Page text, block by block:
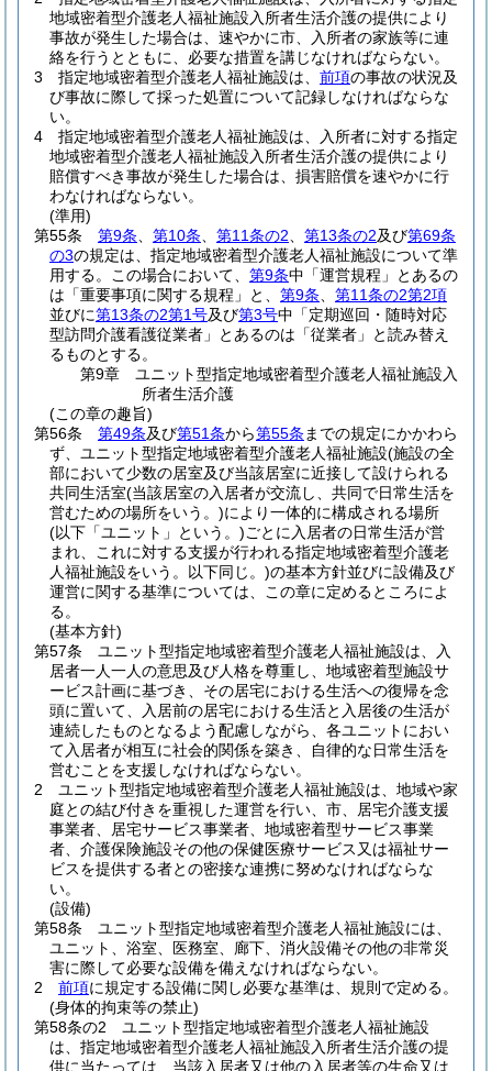
地域密着型介護老人福祉施設入所者生活介護の提供により
事故が発生した場合は、速やかに市、入所者の家族等に連
絡を行うとともに、必要な措置を講じなければならない。
3
指定地域密着型介護老人福祉施設は、 前項の事故の状況及
び事故に際して採った処置について記録しなければならな
い。
4
指定地域密着型介護老人福祉施設は、入所者に対する指定
地域密着型介護老人福祉施設入所者生活介護の提供により
賠償すべき事故が発生した場合は、損害賠償を速やかに行
わなければならない。
(準用)
第55条
第9条 第10条 第11条の2 第13条の2及び第69条
の3の規定は、指定地域密着型介護老人福祉施設について準
用する。
この場合において、 第9条中「運営規程」とあるの
は「重要事項に関する規程」と、 第9条
第11条の2第2項
並びに第13条の2第1号及び第3号中「定期巡回・随時対応
型訪問介護看護従業者」とあるのは「従業者」と読み替え
るものとする。
第9章
ユニット型指定地域密着型介護老人福祉施設入
所者生活介護
(この章の趣旨)
第56条
第49条及び第51条から第55条 までの規定にかかわら
ず、ユニット型指定地域密着型介護老人福祉施設(施設の全
部において少数の居室及び当該居室に近接して設けられる
共同生活室(当該居室の入居者が交流し、共同で日常生活を
営むための場所をいう。)により一体的に構成される場所
(以下「ユニット」という。)ごとに入居者の日常生活が営
まれ、これに対する支援が行われる指定地域密着型介護老
人福祉施設をいう。以下同じ。)の基本方針並びに設備及び
運営に関する基準については、この章に定めるところによ
る。
(基本方針)
第57条
ユニット型指定地域密着型介護老人福祉施設は、入
居者一人一人の意思及び人格を尊重し、地域密着型施設サ
ービス計画に基づき、その居宅における生活への復帰を念
頭に置いて、入居前の居宅における生活と入居後の生活が
連続したものとなるよう配慮しながら、各ユニットにおい
て入居者が相互に社会的関係を築き、自律的な日常生活を
営むことを支援しなければならない。
2
ユニット型指定地域密着型介護老人福祉施設は、地域や家
庭との結び付きを重視した運営を行い、市、居宅介護支援
事業者、居宅サービス事業者、地域密着型サービス事業
者、介護保険施設その他の保健医療サービス又は福祉サー
ビスを提供する者との密接な連携に努めなければならな
い。
(設備)
第58条
ユニット型指定地域密着型介護老人福祉施設には、
ユニット、浴室、医務室、廊下、消火設備その他の非常災
害に際して必要な設備を備えなければならない。
2
前項に規定する設備に関し必要な基準は、規則で定める。
(身体的拘束等の禁止)
第58条の2
ユニット型指定地域密着型介護老人福祉施設
は、指定地域密着型介護老人福祉施設入所者生活介護の提
供に当たっては、当該入居者又は他の入居者等の生命又は